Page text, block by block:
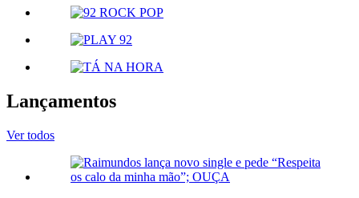
Lançamentos
Ver todos